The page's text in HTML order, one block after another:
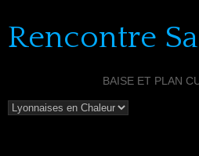
Rencontre
BAISE ET PLAN